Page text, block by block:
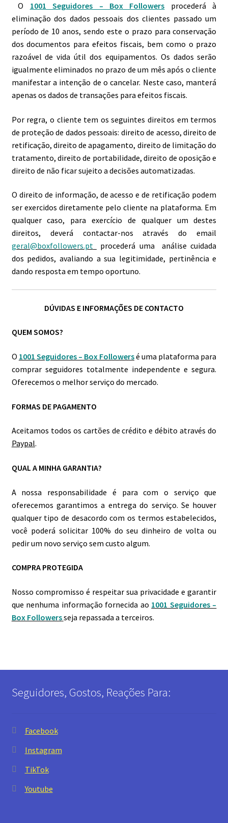
O 1001 Seguidores – Box Followers
procederá à
eliminação dos dados pessoais dos clientes passado um
período de 10 anos, sendo este o prazo para conservação
dos documentos para efeitos fiscais, bem como o prazo
razoável de vida útil dos equipamentos. Os dados serão
igualmente eliminados no prazo de um mês após o cliente
manifestar a intenção de o cancelar. Neste caso, manterá
apenas os dados de transações para efeitos fiscais.
Por regra, o cliente tem os seguintes direitos em termos
de proteção de dados pessoais: direito de acesso, direito de
retificação, direito de apagamento, direito de limitação do
tratamento, direito de portabilidade, direito de oposição e
direito de não ficar sujeito a decisões automatizadas.
O direito de informação, de acesso e de retificação podem
ser exercidos diretamente pelo cliente na plataforma. Em
qualquer caso, para exercício de qualquer um destes
direitos, deverá contactar-nos através do email
geral@boxfollowers.pt
procederá uma análise cuidada
dos pedidos, avaliando a sua legitimidade, pertinência e
dando resposta em tempo oportuno.
DÚVIDAS E INFORMAÇÕES DE CONTACTO
QUEM SOMOS?
O 1001 Seguidores – Box Followersé uma plataforma para
comprar seguidores totalmente independente e segura.
Oferecemos o melhor serviço do mercado.
FORMAS DE PAGAMENTO
Aceitamos todos os cartões de crédito e débito através do
Paypal.
QUAL A MINHA GARANTIA?
A nossa responsabilidade é para com o serviço que
oferecemos garantimos a entrega do serviço. Se houver
qualquer tipo de desacordo com os termos estabelecidos,
você poderá solicitar 100% do seu dinheiro de volta ou
pedir um novo serviço sem custo algum.
COMPRA PROTEGIDA
Nosso compromisso é respeitar sua privacidade e garantir
que nenhuma informação fornecida ao 1001 Seguidores –
Box Followersseja repassada a terceiros.
Seguidores, Gostos, Reações Para:
Facebook
Instagram
TikTok
Youtube